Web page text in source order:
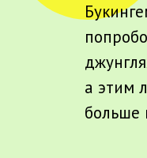
а этим
больше